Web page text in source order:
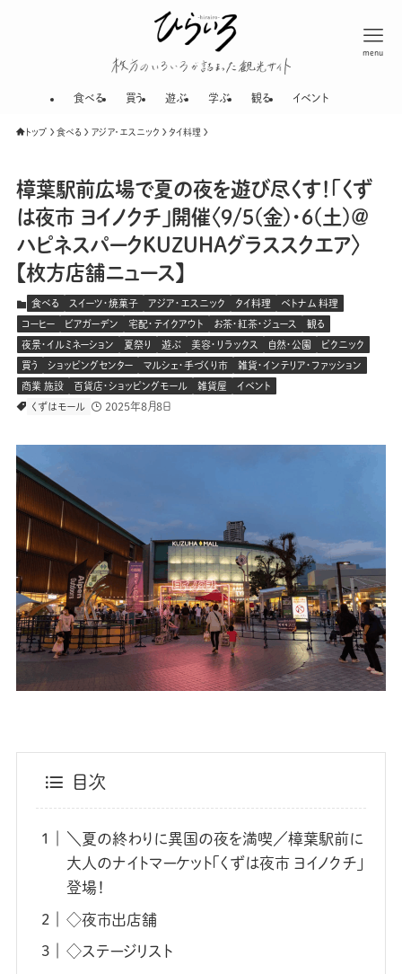
menu
食べる 買う 遊ぶ 学ぶ 観る イベント
トップ 食べる アジア・エスニック タイ料理
樟葉駅前広場で夏の夜を遊び尽くす！「くず
は夜市 ヨイノクチ」開催〈9/5(金)・6(土)＠
ハピネスパークKUZUHAグラススクエア〉
【枚方店舗ニュース】
食べる スイーツ・焼菓子 アジア・エスニック タイ料理 ベトナム 料理
コーヒー ビアガーデン 宅配・テイクアウト お茶・紅茶・ジュース 観る
夜景・イルミネーション 夏祭り 遊ぶ 美容・リラックス 自然・公園 ピクニック
買う ショッピングセンター マルシェ・手づくり市 雑貨・インテリア・ファッション
商業 施設 百貨店・ショッピングモール 雑貨屋 イベント
くずはモール 2025年8月8日
目次
＼夏の終わりに異国の夜を満喫／樟葉駅前に
大人のナイトマーケット「くずは夜市 ヨイノクチ」
登場！
◇夜市出店舗
◇ステージリスト